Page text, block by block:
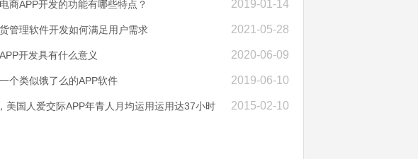
2019-01-14
商APP开发的功能有哪些特点？
2021-05-28
管理软件开发如何满足用户需求
2020-06-09
开发具有什么意义
2019-06-10
个类似饿了么的APP软件
2015-02-10
美国人爱交际APP年青人月均运用运用达37小时